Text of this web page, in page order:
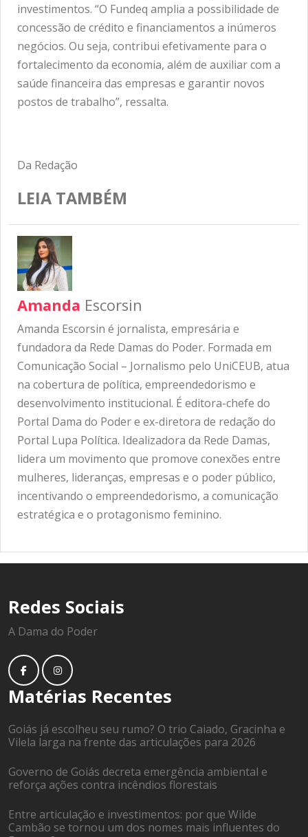
investimentos. “O Fundeq amplia a possibilidade de
concessão de crédito e financiamentos a inúmeros
negócios. Ou seja, contribui efetivamente para o
fortalecimento da economia, além de auxiliar com a
saúde financeira das empresas e garantir novos
postos de trabalho”, ressalta.
Da Redação
LEIA TAMBÉM
Amanda Escorsin
Amanda Escorsin é jornalista, empresária e
fundadora da Rede Damas do Poder. Formada em
Comunicação Social – Jornalismo pelo UniCEUB, atua
na cobertura de política, empreendedorismo e
desenvolvimento institucional. É editora-chefe do
Portal Dama do Poder e ex-diretora de redação do
Portal Lupa Política. Idealizadora da Rede Damas,
lidera um movimento que promove conexões entre
mulheres, lideranças, empresas e o poder público,
incentivando o empreendedorismo, a comunicação
estratégica e o protagonismo feminino.
Redes Sociais
A Dama do Poder
Matérias Recentes
Goiás já escolheu seu rumo? O trio Caiado, Gracinha e
Vilela larga na frente das articulações para 2026
Governo de Goiás decreta emergência ambiental e
reforça ações contra incêndios florestais
Entre articulação e investimentos: por que Wilde
Cambão se tornou um dos nomes mais influentes do